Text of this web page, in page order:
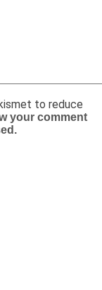
to reduce
your comment